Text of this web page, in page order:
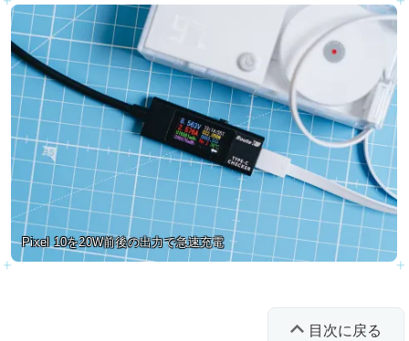
Pixel 10を20W前後の出力で急速充電
目次に戻る